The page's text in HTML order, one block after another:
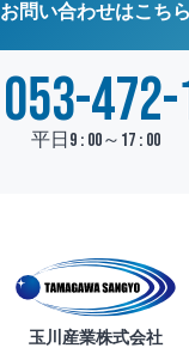
お問い合わせはこちら
053-
平日9 : 00～17 : 00
玉川産業株式会社